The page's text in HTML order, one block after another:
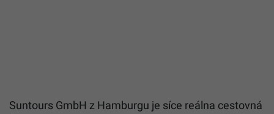
Suntours GmbH z Hamburgu je síce reálna cestovná